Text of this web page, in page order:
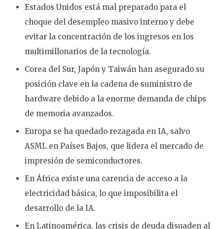
Estados Unidos está mal preparado para el
choque del desempleo masivo interno y debe
evitar la concentración de los ingresos en los
multimillonarios de la tecnología.
Corea del Sur, Japón y Taiwán han asegurado su
posición clave en la cadena de suministro de
hardware debido a la enorme demanda de chips
de memoria avanzados.
Europa se ha quedado rezagada en IA, salvo
ASML en Países Bajos, que lidera el mercado de
impresión de semiconductores.
En África existe una carencia de acceso a la
electricidad básica, lo que imposibilita el
desarrollo de la IA.
En Latinoamérica, las crisis de deuda disuaden al